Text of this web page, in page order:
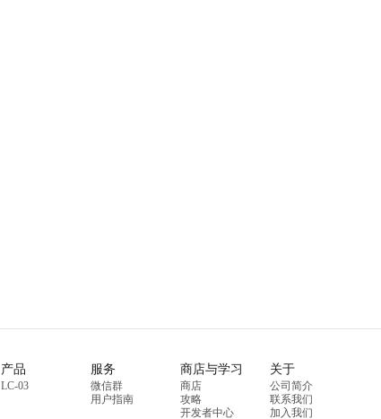
产品
LC-03
服务
微信群
用户指南
商店与学习
商店
攻略
开发者中心
关于
公司简介
联系我们
加入我们